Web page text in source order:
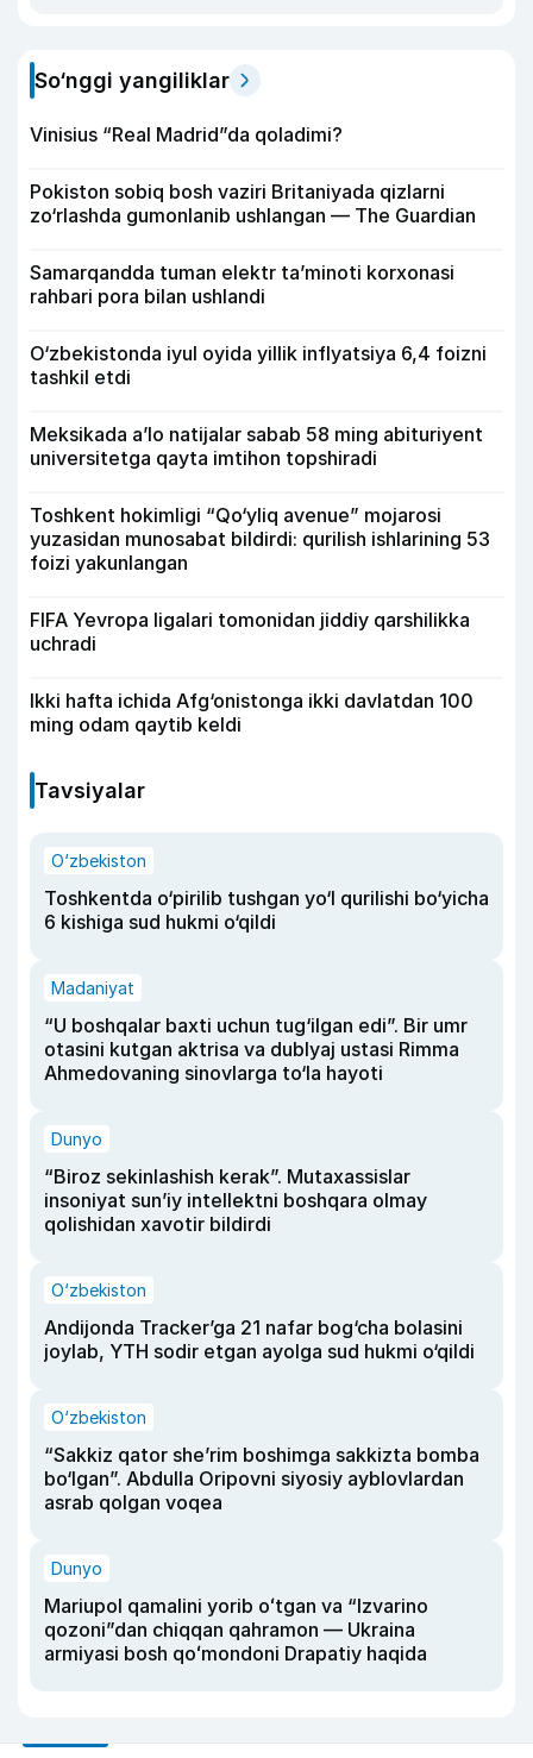
So‘nggi yangiliklar
Vinisius “Real Madrid”da qoladimi?
Pokiston sobiq bosh vaziri Britaniyada qizlarni
zo‘rlashda gumonlanib ushlangan — The Guardian
Samarqandda tuman elektr ta’minoti korxonasi
rahbari pora bilan ushlandi
O‘zbekistonda iyul oyida yillik inflyatsiya 6,4 foizni
tashkil etdi
Meksikada a’lo natijalar sabab 58 ming abituriyent
universitetga qayta imtihon topshiradi
Toshkent hokimligi “Qo‘yliq avenue” mojarosi
yuzasidan munosabat bildirdi: qurilish ishlarining 53
foizi yakunlangan
FIFA Yevropa ligalari tomonidan jiddiy qarshilikka
uchradi
Ikki hafta ichida Afg‘onistonga ikki davlatdan 100
ming odam qaytib keldi
Tavsiyalar
O‘zbekiston
Toshkentda o‘pirilib tushgan yo‘l qurilishi bo‘yicha
6 kishiga sud hukmi o‘qildi
Madaniyat
“U boshqalar baxti uchun tug‘ilgan edi”. Bir umr
otasini kutgan aktrisa va dublyaj ustasi Rimma
Ahmedovaning sinovlarga to‘la hayoti
Dunyo
“Biroz sekinlashish kerak”. Mutaxassislar
insoniyat sun’iy intellektni boshqara olmay
qolishidan xavotir bildirdi
O‘zbekiston
Andijonda Tracker’ga 21 nafar bog‘cha bolasini
joylab, YTH sodir etgan ayolga sud hukmi o‘qildi
O‘zbekiston
“Sakkiz qator she’rim boshimga sakkizta bomba
bo‘lgan”. Abdulla Oripovni siyosiy ayblovlardan
asrab qolgan voqea
Dunyo
Mariupol qamalini yorib oʻtgan va “Izvarino
qozoni”dan chiqqan qahramon — Ukraina
armiyasi bosh qoʻmondoni Drapatiy haqida